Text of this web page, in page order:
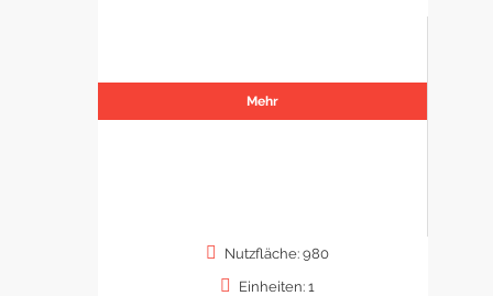
Mehr
Nutzfläche: 980
Einheiten: 1